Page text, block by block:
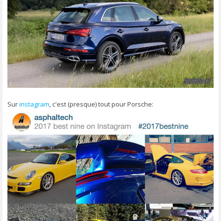
Surinstagram, c'est (presque) tout pour Porsche: